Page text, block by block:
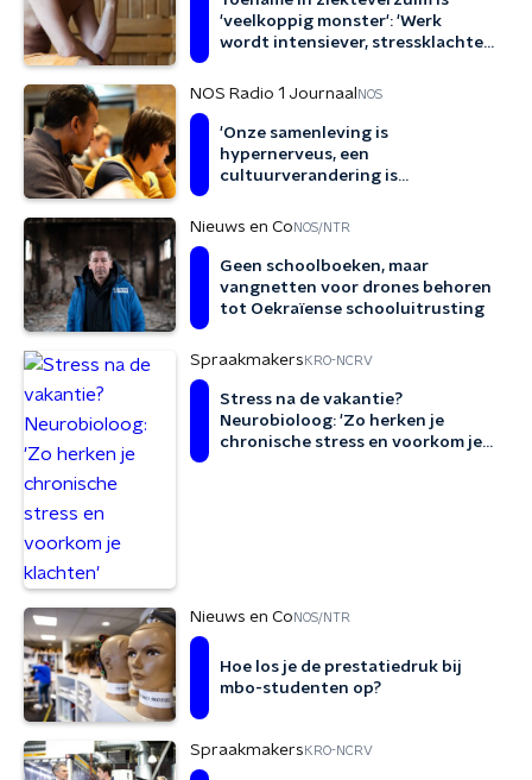
'veelkoppig monster': 'Werk
wordt intensiever, stressklachten
NOS Radio 1 Journaal NOS
'Onze samenleving is
hypernerveus, een
cultuurverandering is
Nieuws en Co NOS/NTR
Geen schoolboeken, maar
vangnetten voor drones behoren
tot Oekraïense schooluitrusting
Spraakmakers KRO-NCRV
Stress na de vakantie?
Neurobioloog: 'Zo herken je
chronische stress en voorkom je
Nieuws en Co NOS/NTR
Hoe los je de prestatiedruk bij
mbo-studenten op?
Spraakmakers KRO-NCRV